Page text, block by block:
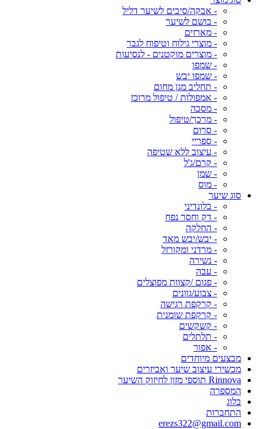
- אבקה/סיבים לשיער דליל
- בושם לשיער
- מארזים
- מוצרי גילוח וטיפוח לגבר
- מוצרים מוקטנים - לנסיעות
- שמפו
- שמפו יבש
- תחליב מגן מחום
- אמפולות / טיפול מרוכז
- מסכה
- מרכך/טיפול
- סרום
- ספריי
- עיצוב ללא שטיפה
- קרם/ג'ל
- שמן
- מוס
סוג שיער
- בלונדיני
- דק וחסר נפח
- החלקה
- יבש/יבש מאד
- מרדני ומקורזל
- נשירה
- עבה
- פגום /קצוות מפוצלים
- צבוע/גוונים
- קרקפת רגישה
- קרקפת שומנית
- קשקשים
- תלתלים
- אפור
מבצעים מיוחדים
מכשירי עיצוב שיער ואביזרים
Rinnova תוספי מזון לחיזוק השיער
המספרה
בלוג
התחברות
erezs322@gmail.com